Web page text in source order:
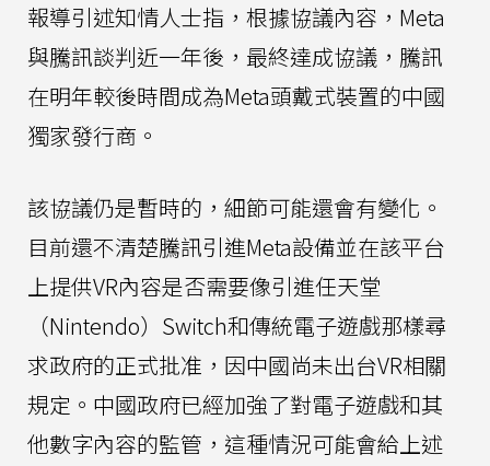
報導引述知情人士指，根據協議內容，Meta
與騰訊談判近一年後，最終達成協議，騰訊
在明年較後時間成為Meta頭戴式裝置的中國
獨家發行商。
該協議仍是暫時的，細節可能還會有變化。
目前還不清楚騰訊引進Meta設備並在該平台
上提供VR內容是否需要像引進任天堂
（Nintendo）Switch和傳統電子遊戲那樣尋
求政府的正式批准，因中國尚未出台VR相關
規定。中國政府已經加強了對電子遊戲和其
他數字內容的監管，這種情況可能會給上述